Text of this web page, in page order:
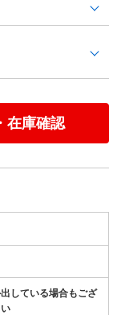
在庫確認
している場合もござ